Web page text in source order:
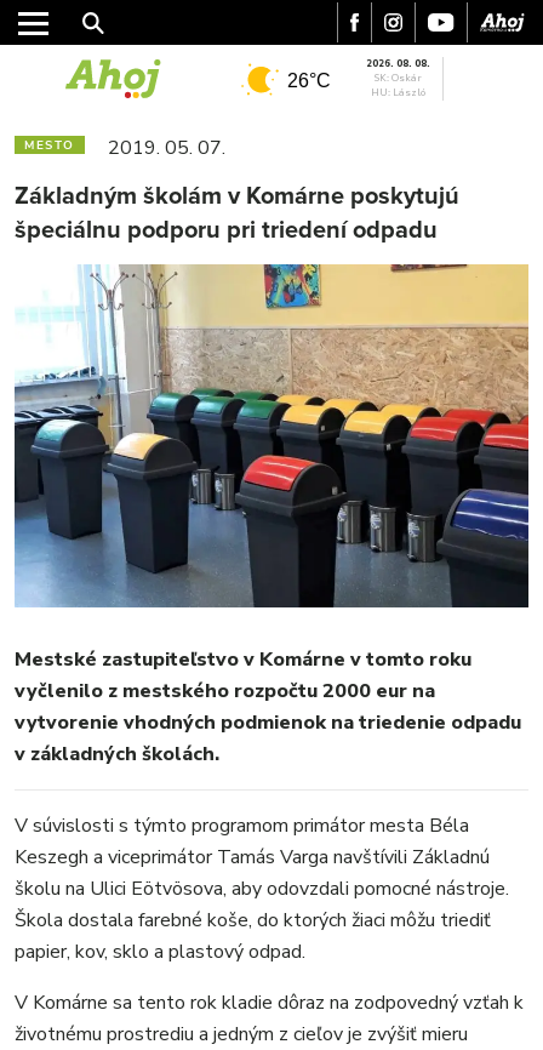
MESTO
KULTÚRA
FOTKY
VIDEO
26°C
2026. 08. 08.
SK: Oskár
HU: László
MESTO 2019. 05. 07.
Základným školám v Komárne poskytujú
špeciálnu podporu pri triedení odpadu
Mestské zastupiteľstvo v Komárne v tomto roku
vyčlenilo z mestského rozpočtu 2000 eur na
vytvorenie vhodných podmienok na triedenie odpadu
v základných školách.
V súvislosti s týmto programom primátor mesta Béla
Keszegh a viceprimátor Tamás Varga navštívili Základnú
školu na Ulici Eötvösova, aby odovzdali pomocné nástroje.
Škola dostala farebné koše, do ktorých žiaci môžu triediť
papier, kov, sklo a plastový odpad.
V Komárne sa tento rok kladie dôraz na zodpovedný vzťah k
životnému prostrediu a jedným z cieľov je zvýšiť mieru